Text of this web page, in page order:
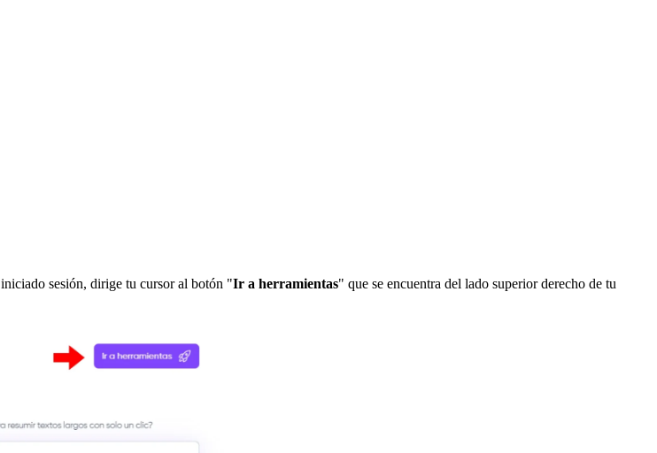
sesión, dirige tu cursor al botón "Ir a herramientas" que se encuentra del lado superior derecho de tu